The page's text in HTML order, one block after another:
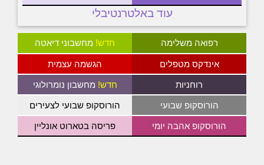
עוד באלטרנטיבלי
רפואה משלימה חדש! מחשבוני דיאטה
אינדקס מטפלים הגשמה עצמית
רוחניות חדש! מחשבון נומרולוגי
הורוסקופ שבועי הורוסקופ שבועי לצעירים
הורוסקופ אהבה יומי פריסה בטארוט אונליין